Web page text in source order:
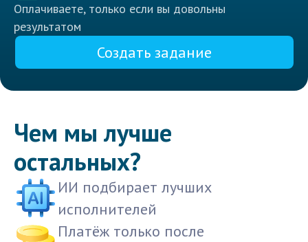
Оплачиваете, только если вы довольны
результатом
Создать задание
Чем мы лучше
остальных?
ИИ подбирает лучших
исполнителей
Платёж только после